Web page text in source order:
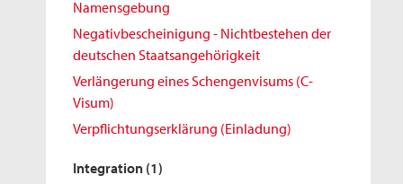
Namensgebung
Negativbescheinigung - Nichtbestehen der
deutschen Staatsangehörigkeit
Verlängerung eines Schengenvisums (C-
Visum)
Verpflichtungserklärung (Einladung)
Integration (1)